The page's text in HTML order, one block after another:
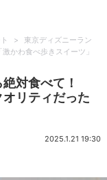
>
東京ディズニーラン
かわ食べ歩きスイーツ」
対食べて！
オリティだった
2025.1.21 19:30